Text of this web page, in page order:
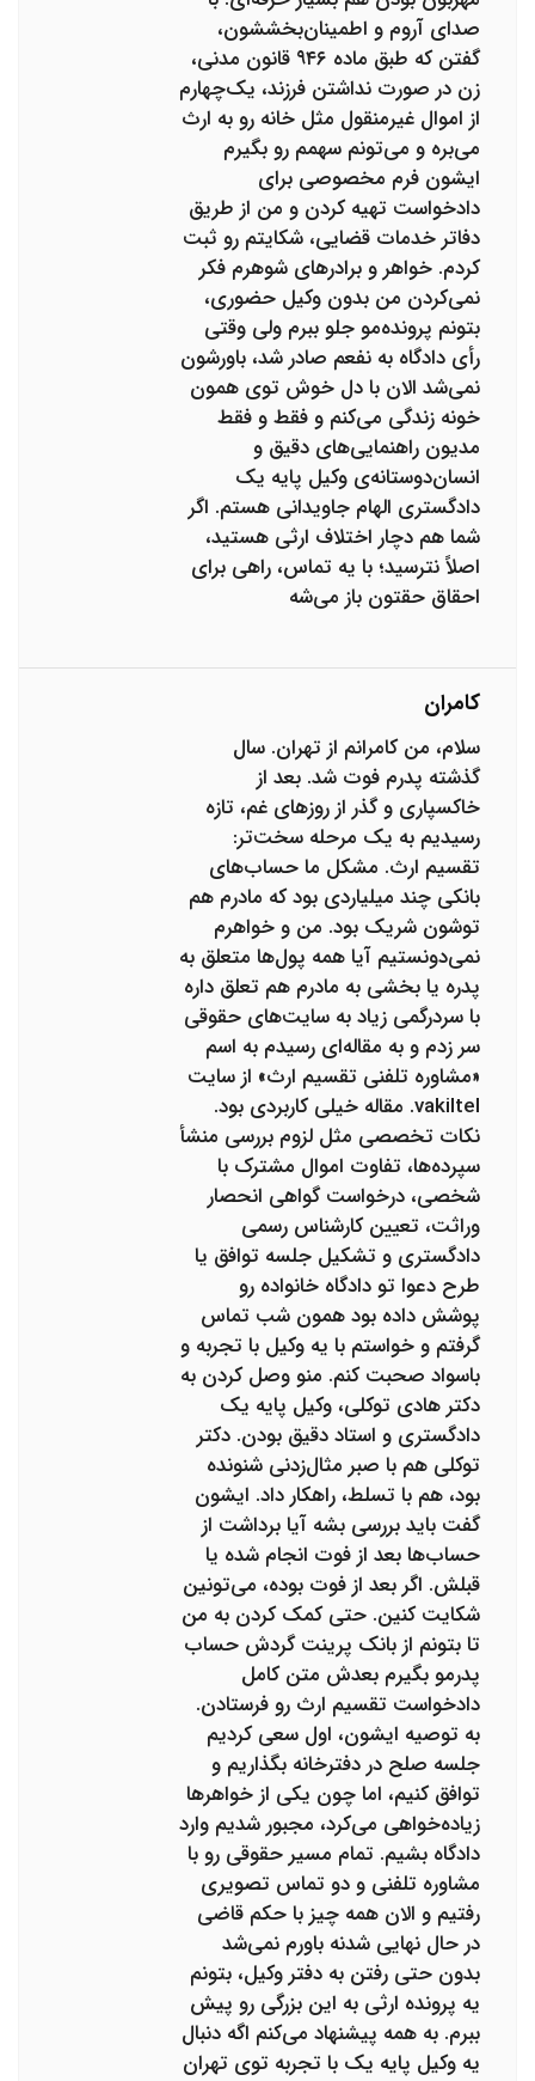
صدای آروم و اطمینان‌بخششون،
گفتن که طبق ماده ۹۴۶ قانون مدنی،
زن در صورت نداشتن فرزند، یک‌چهارم
از اموال غیرمنقول مثل خانه رو به ارث
می‌بره و می‌تونم سهمم رو بگیرم
ایشون فرم مخصوصی برای
دادخواست تهیه کردن و من از طریق
دفاتر خدمات قضایی، شکایتم رو ثبت
کردم. خواهر و برادرهای شوهرم فکر
نمی‌کردن من بدون وکیل حضوری،
بتونم پرونده‌مو جلو ببرم ولی وقتی
رأی دادگاه به نفعم صادر شد، باورشون
نمی‌شد الان با دل خوش توی همون
خونه زندگی می‌کنم و فقط و فقط
مدیون راهنمایی‌های دقیق و
انسان‌دوستانه‌ی وکیل پایه یک
دادگستری الهام جاویدانی هستم. اگر
شما هم دچار اختلاف ارثی هستید،
اصلاً نترسید؛ با یه تماس، راهی برای
احقاق حقتون باز می‌شه
کامران
سلام، من کامرانم از تهران. سال
گذشته پدرم فوت شد. بعد از
خاکسپاری و گذر از روزهای غم، تازه
رسیدیم به یک مرحله سخت‌تر:
تقسیم ارث. مشکل ما حساب‌های
بانکی چند میلیاردی بود که مادرم هم
توشون شریک بود. من و خواهرم
نمی‌دونستیم آیا همه پول‌ها متعلق به
پدره یا بخشی به مادرم هم تعلق داره
با سردرگمی زیاد به سایت‌های حقوقی
سر زدم و به مقاله‌ای رسیدم به اسم
«مشاوره تلفنی تقسیم ارث» از سایت
vakiltel. مقاله‌ خیلی کاربردی بود.
نکات تخصصی مثل لزوم بررسی منشأ
سپرده‌ها، تفاوت اموال مشترک با
شخصی، درخواست گواهی انحصار
وراثت، تعیین کارشناس رسمی
دادگستری و تشکیل جلسه توافق یا
طرح دعوا تو دادگاه خانواده رو
پوشش داده بود همون شب تماس
گرفتم و خواستم با یه وکیل با تجربه و
باسواد صحبت کنم. منو وصل کردن به
دکتر هادی توکلی، وکیل پایه یک
دادگستری و استاد دقیق بودن. دکتر
توکلی هم با صبر مثال‌زدنی شنونده
بود، هم با تسلط، راهکار داد. ایشون
گفت باید بررسی بشه آیا برداشت از
حساب‌ها بعد از فوت انجام شده یا
قبلش. اگر بعد از فوت بوده، می‌تونین
شکایت کنین. حتی کمک کردن به من
تا بتونم از بانک پرینت گردش حساب
پدرمو بگیرم بعدش متن کامل
دادخواست تقسیم ارث رو فرستادن.
به توصیه ایشون، اول سعی کردیم
جلسه صلح در دفترخانه بگذاریم و
توافق کنیم، اما چون یکی از خواهرها
زیاده‌خواهی می‌کرد، مجبور شدیم وارد
دادگاه بشیم. تمام مسیر حقوقی رو با
مشاوره تلفنی و دو تماس تصویری
رفتیم و الان همه چیز با حکم قاضی
در حال نهایی شدنه باورم نمی‌شد
بدون حتی رفتن به دفتر وکیل، بتونم
یه پرونده ارثی به این بزرگی رو پیش
ببرم. به همه پیشنهاد می‌کنم اگه دنبال
یه وکیل پایه یک با تجربه توی تهران